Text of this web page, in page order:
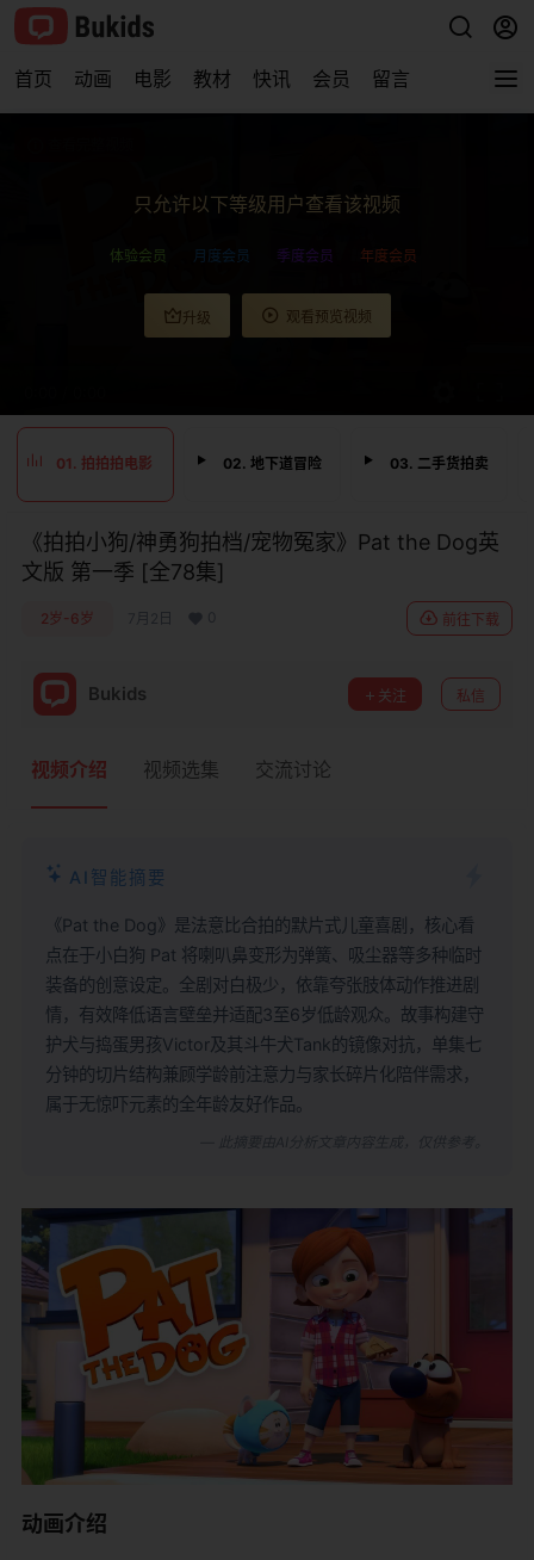
首页 动画 电影 教材 快讯 会员 留言
只允许以下等级用户查看该视频
体验会员 月度会员 季度会员 年度会员
升级 观看预览视频
01. 拍拍拍电影 02. 地下道冒险 03. 二手货拍卖
《拍拍小狗/神勇狗拍档/宠物冤家》Pat the Dog英
文版 第一季 [全78集]
2岁-6岁 7月2日 前往下载
Bukids 关注 私信
视频介绍 视频选集 交流讨论
AI智能摘要
《Pat the Dog》是法意比合拍的默片式儿童喜剧，核心看
点在于小白狗 Pat 将喇叭鼻变形为弹簧、吸尘器等多种临时
装备的创意设定。全剧对白极少，依靠夸张肢体动作推进剧
情，有效降低语言壁垒并适配3至6岁低龄观众。故事构建守
护犬与捣蛋男孩Victor及其斗牛犬Tank的镜像对抗，单集七
分钟的切片结构兼顾学龄前注意力与家长碎片化陪伴需求，
属于无惊吓元素的全年龄友好作品。
动画介绍